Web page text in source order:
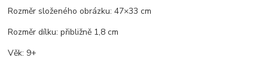
Rozměr složeného obrázku: 47×33 cm
Rozměr dílku: přibližně 1,8 cm
Věk: 9+